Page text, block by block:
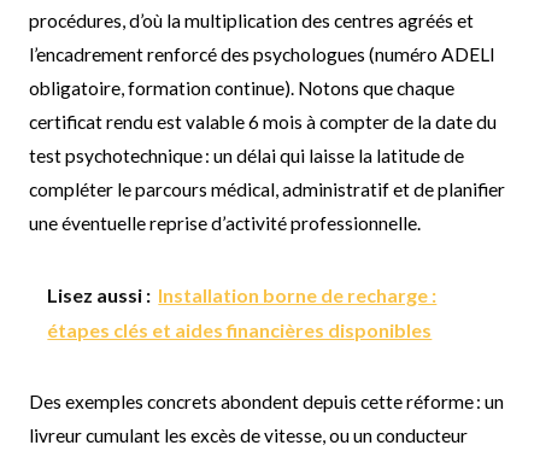
procédures, d’où la multiplication des centres agréés et
l’encadrement renforcé des psychologues (numéro ADELI
obligatoire, formation continue). Notons que chaque
certificat rendu est valable 6 mois à compter de la date du
test psychotechnique : un délai qui laisse la latitude de
compléter le parcours médical, administratif et de planifier
une éventuelle reprise d’activité professionnelle.
Lisez aussi : Installation borne de recharge :
étapes clés et aides financières disponibles
Des exemples concrets abondent depuis cette réforme : un
livreur cumulant les excès de vitesse, ou un conducteur